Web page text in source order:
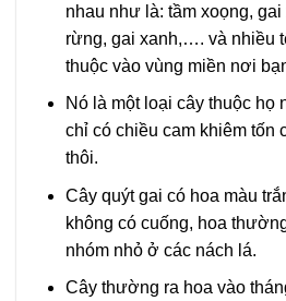
nhau như là: tầm xoọng,
rừng, gai xanh,…. và nhiều
thuộc vào vùng miền nơi
Nó là một loại cây thuộc họ
chỉ có chiều cam khiêm tốn
thôi.
Cây quýt gai có hoa màu
không có cuống, hoa
nhóm nhỏ ở các nách lá.
Cây thường ra hoa vào